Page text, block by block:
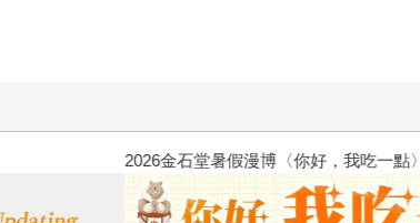
2026金石堂暑假漫博〈你好，我